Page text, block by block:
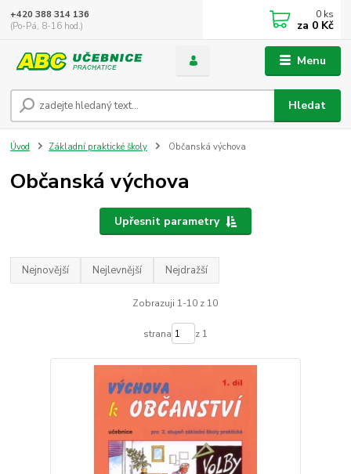
Menu
Hledat
+420 388 314 136
(Po-Pá, 8-16 hod.)
0 ks
za 0 Kč
Úvod Základní praktické školy Občanská výchova
Občanská výchova
Upřesnit parametry
Nejnovější Nejlevnější Nejdražší
Zobrazuji 1-10 z 10
strana z 1